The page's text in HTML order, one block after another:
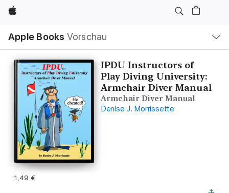
Apple
Apple Books Vorschau
Navigation
Menü
öffnen
IPDU Instructors of
Play Diving University:
Armchair Diver Manual
Armchair Diver Manual
Denise J. Morrissette
1,49 €